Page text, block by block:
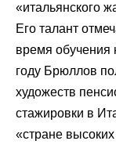
«итальянского
Его талант
время обучения
году Брюллов
художеств
стажировки в
«стране